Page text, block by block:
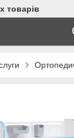
товарів